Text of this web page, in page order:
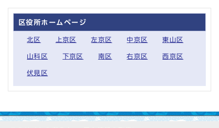
区役所ホームページ
北区 上京区 左京区 中京区 東山区
山科区 下京区 南区 右京区 西京区
伏見区